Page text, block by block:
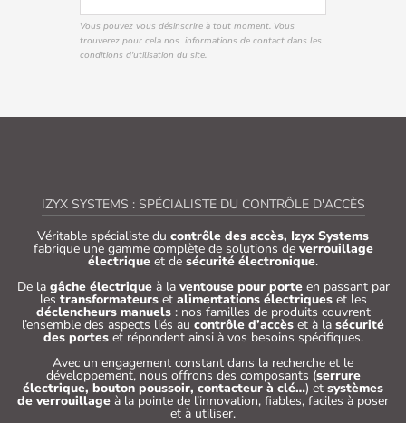
Vous pouvez vous désinscrire à tout moment. Vous
trouverez pour cela nos informations de contact dans les
conditions d'utilisation du site.
IZYX SYSTEMS : SPÉCIALISTE DU CONTRÔLE D'ACCÈS
Véritable spécialiste du contrôle des accès, Izyx Systems
fabrique une gamme complète de solutions de verrouillage
électrique et de sécurité électronique.
De la gâche électriqueà la ventouse pour porteen passant par
les transformateurset alimentations électriqueset les
déclencheurs manuels: nos familles de produits couvrent
l’ensemble des aspects liés au contrôle d’accès et à la sécurité
des porteset répondent ainsi à vos besoins spécifiques.
Avec un engagement constant dans la recherche et le
développement, nous offrons des composants (serrure
électrique, bouton poussoir, contacteur à clé…) et systèmes
de verrouillage à la pointe de l’innovation, fiables, faciles à poser
et à utiliser.